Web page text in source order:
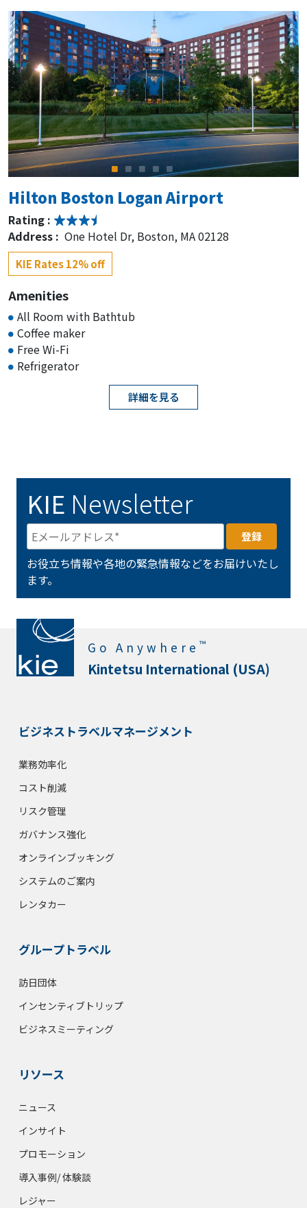
Hilton Boston Logan Airport
Rating :
Address : One Hotel Dr, Boston, MA 02128
KIE Rates 12% off
Amenities
All Room with Bathtub
Coffee maker
Free Wi-Fi
Refrigerator
詳細を見る
KIE Newsletter
お役立ち情報や各地の緊急情報などをお届けいたし
ます。
Go Anywhere ™
Kintetsu International (USA)
ビジネストラベルマネージメント
業務効率化
コスト削減
リスク管理
ガバナンス強化
オンラインブッキング
システムのご案内
レンタカー
グループトラベル
訪日団体
インセンティブトリップ
ビジネスミーティング
リソース
ニュース
インサイト
プロモーション
導入事例/ 体験談
レジャー